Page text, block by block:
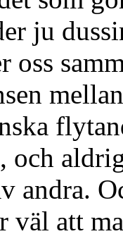
ju
oss
andra.
väl att